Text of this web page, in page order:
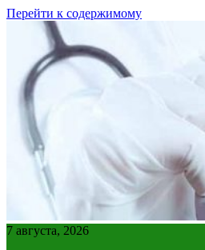
Перейти к содержимому
7 августа, 2026